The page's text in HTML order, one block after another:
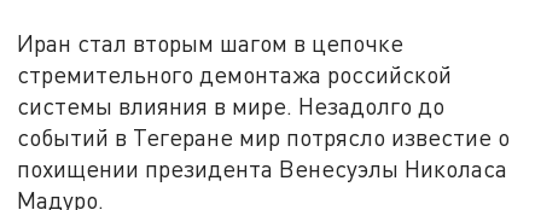
Иран стал вторым шагом в цепочке
стремительного демонтажа российской
системы влияния в мире. Незадолго до
событий в Тегеране мир потрясло известие о
похищении президента Венесуэлы Николаса
Мадуро.